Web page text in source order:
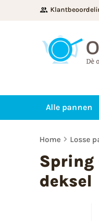
Alle pannen
Home Losse
Spring
deksel